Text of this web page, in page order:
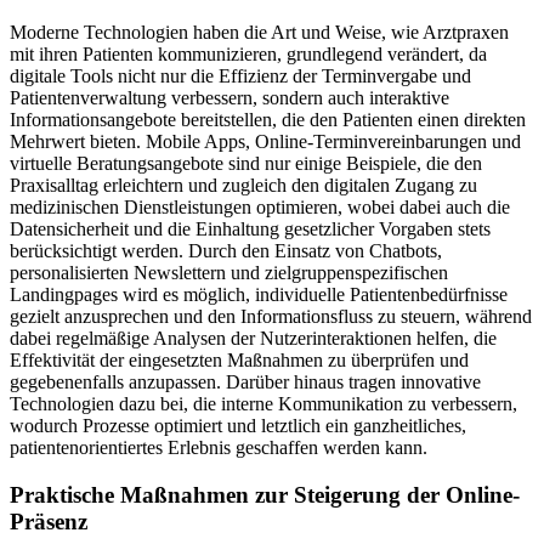
Moderne Technologien haben die Art und Weise, wie Arztpraxen
mit ihren Patienten kommunizieren, grundlegend verändert, da
digitale Tools nicht nur die Effizienz der Terminvergabe und
Patientenverwaltung verbessern, sondern auch interaktive
Informationsangebote bereitstellen, die den Patienten einen direkten
Mehrwert bieten. Mobile Apps, Online-Terminvereinbarungen und
virtuelle Beratungsangebote sind nur einige Beispiele, die den
Praxisalltag erleichtern und zugleich den digitalen Zugang zu
medizinischen Dienstleistungen optimieren, wobei dabei auch die
Datensicherheit und die Einhaltung gesetzlicher Vorgaben stets
berücksichtigt werden. Durch den Einsatz von Chatbots,
personalisierten Newslettern und zielgruppenspezifischen
Landingpages wird es möglich, individuelle Patientenbedürfnisse
gezielt anzusprechen und den Informationsfluss zu steuern, während
dabei regelmäßige Analysen der Nutzerinteraktionen helfen, die
Effektivität der eingesetzten Maßnahmen zu überprüfen und
gegebenenfalls anzupassen. Darüber hinaus tragen innovative
Technologien dazu bei, die interne Kommunikation zu verbessern,
wodurch Prozesse optimiert und letztlich ein ganzheitliches,
patientenorientiertes Erlebnis geschaffen werden kann.
Praktische Maßnahmen zur Steigerung der Online-
Präsenz